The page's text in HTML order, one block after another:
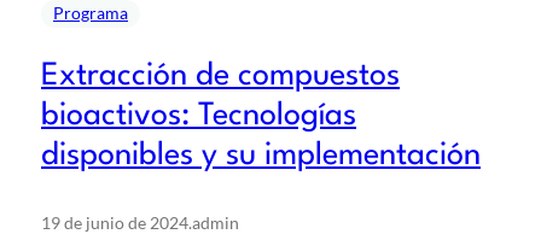
Programa
Extracción de compuestos
bioactivos: Tecnologías
disponibles y su implementación
19 de junio de 2024.admin